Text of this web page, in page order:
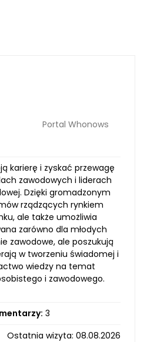
Portal Whonows
karierę i zyskać przewagę
zawodowych i liderach
Dzięki gromadzonym
rządzących rynkiem
ale także umożliwia
zarówno dla młodych
zawodowe, ale poszukują
w tworzeniu świadomej i
wiedzy na temat
i zawodowego.
3
Ostatnia wizyta: 08.08.2026